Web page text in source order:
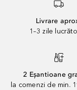
Livrare
1–3 zile
2 Eșantioane
la comenzi de min.